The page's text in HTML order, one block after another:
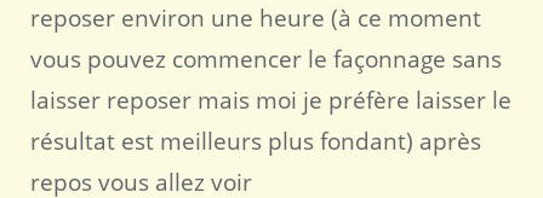
reposer environ une heure (à ce moment
vous pouvez commencer le façonnage sans
laisser reposer mais moi je préfère laisser le
résultat est meilleurs plus fondant) après
repos vous allez voir